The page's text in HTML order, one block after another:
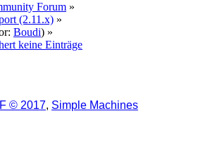
Forum »
(2.11.x) »
Boudi) »
keine Einträge
© 2017, Simple Machines